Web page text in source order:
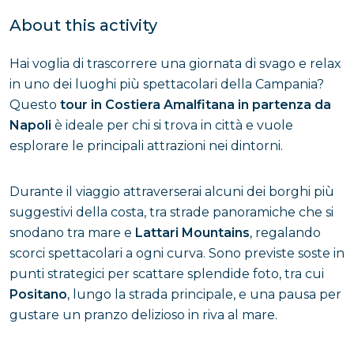
About this activity
Hai voglia di trascorrere una giornata di svago e relax
in uno dei luoghi più spettacolari della Campania?
Questo tour in Costiera Amalfitana in partenza da
Napoli è ideale per chi si trova in città e vuole
esplorare le principali attrazioni nei dintorni.
Durante il viaggio attraverserai alcuni dei borghi più
suggestivi della costa, tra strade panoramiche che si
snodano tra mare e Lattari Mountains, regalando
scorci spettacolari a ogni curva. Sono previste soste in
punti strategici per scattare splendide foto, tra cui
Positano, lungo la strada principale, e una pausa per
gustare un pranzo delizioso in riva al mare.